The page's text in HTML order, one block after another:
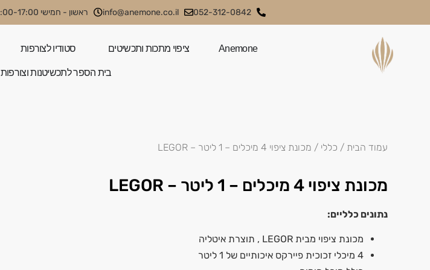
052-312-0842
info@anemone.co.il ראשון - חמישי 08:00-17:00
Anemone ציפוי מתכות ותכשיטים סטודיו לצורפות
בית הספר לתכשיטנות וצורפות
עמוד הבית / כללי / מכונת ציפוי 4 מיכלים – 1 ליטר – LEGOR
מכונת ציפוי 4 מיכלים – 1 ליטר – LEGOR
נתונים כלליים:
מכונת ציפוי מבית LEGOR , תוצרת איטליה
4 מיכלי זכוכית פיירקס איכותיים של 1 ליטר